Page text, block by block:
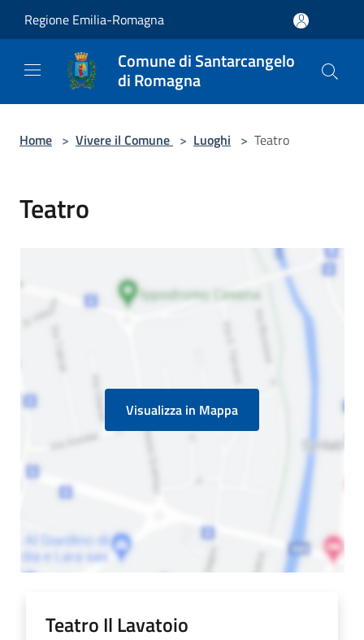
Regione Emilia-Romagna
Comune di Santarcangelo
di Romagna
Home > Vivere il Comune > Luoghi > Teatro
Teatro
Visualizza in Mappa
Teatro Il Lavatoio